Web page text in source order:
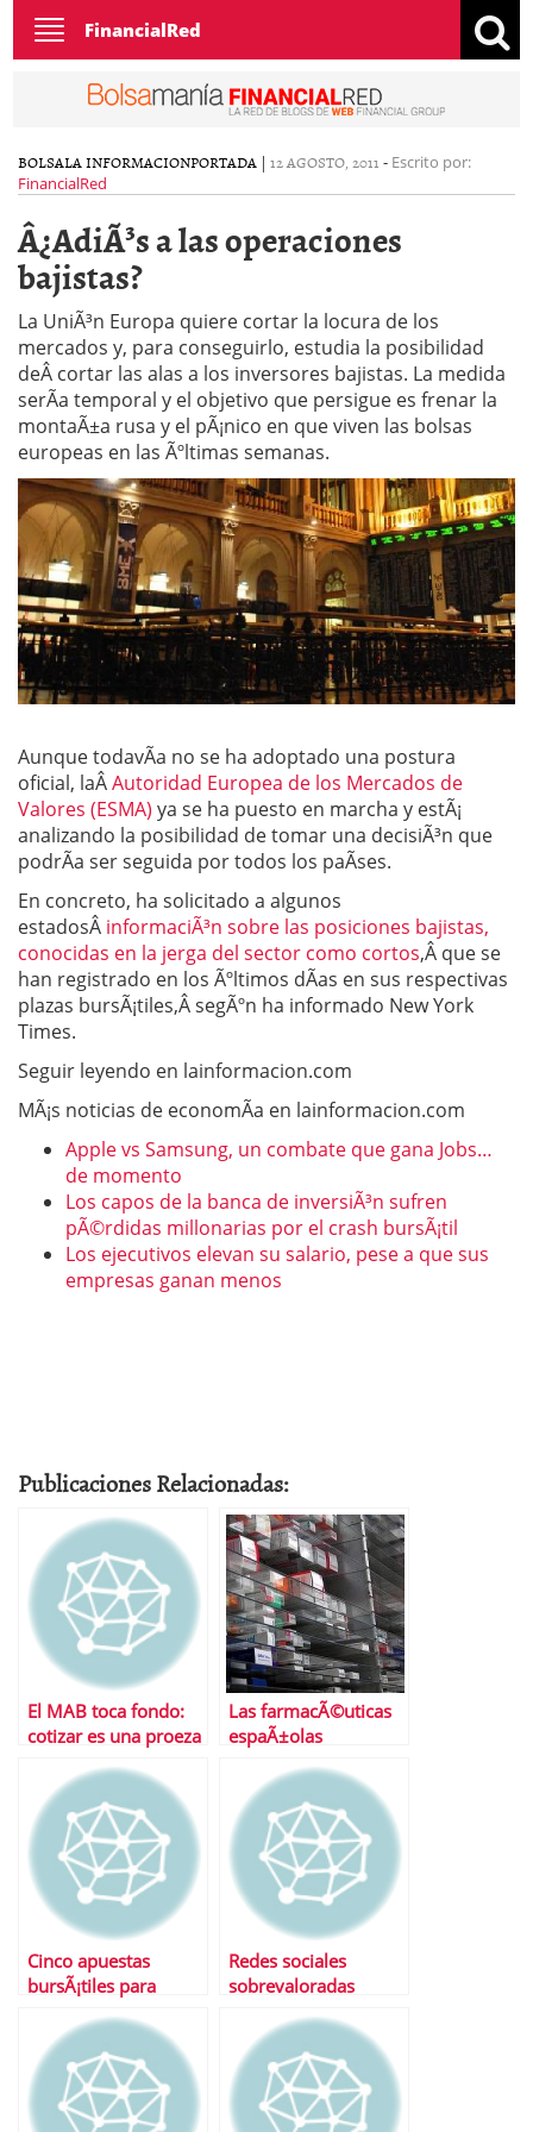
Toggle
navigation
FinancialRed
BOLSALA INFORMACIONPORTADA | 12 AGOSTO, 2011 - Escrito por:
FinancialRed
Â¿AdiÃ³s a las operaciones
bajistas?
La UniÃ³n Europa quiere cortar la locura de los
mercados y, para conseguirlo, estudia la posibilidad
deÂ cortar las alas a los inversores bajistas. La medida
serÃ­a temporal y el objetivo que persigue es frenar la
montaÃ±a rusa y el pÃ¡nico en que viven las bolsas
europeas en las Ãºltimas semanas.
Aunque todavÃ­a no se ha adoptado una postura
oficial, laÂAutoridad Europea de los Mercados de
Valores (ESMA) ya se ha puesto en marcha y estÃ¡
analizando la posibilidad de tomar una decisiÃ³n que
podrÃ­a ser seguida por todos los paÃ­ses.
En concreto, ha solicitado a algunos
estadosÂ informaciÃ³n sobre las posiciones bajistas,
conocidas en la jerga del sector como cortos,Â que se
han registrado en los Ãºltimos dÃ­as en sus respectivas
plazas bursÃ¡tiles,Â segÃºn ha informado New York
Times.
Seguir leyendo en lainformacion.com
MÃ¡s noticias de economÃ­a en lainformacion.com
Apple vs Samsung, un combate que gana Jobs…
de momento
Los capos de la banca de inversiÃ³n sufren
pÃ©rdidas millonarias por el crash bursÃ¡til
Los ejecutivos elevan su salario, pese a que sus
empresas ganan menos
Publicaciones Relacionadas:
El MAB toca fondo:
cotizar es una proeza
disparan
Las farmacÃ©uticas
espaÃ±olas
bolsa a golpe de
‘medicamentazo’
Cinco apuestas
bursÃ¡tiles para
Redes sociales
sobrevaloradas
mÃ¡s que Google?